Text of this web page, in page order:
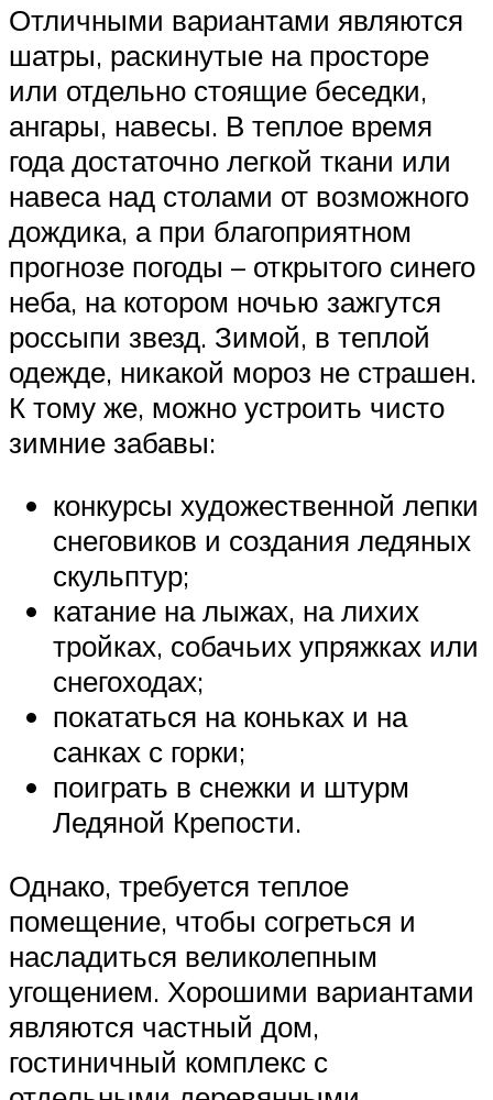
Отличными вариантами являются
шатры, раскинутые на просторе
или отдельно стоящие беседки,
ангары, навесы. В теплое время
года достаточно легкой ткани или
навеса над столами от возможного
дождика, а при благоприятном
прогнозе погоды – открытого синего
неба, на котором ночью зажгутся
россыпи звезд. Зимой, в теплой
одежде, никакой мороз не страшен.
К тому же, можно устроить чисто
зимние забавы:
конкурсы художественной лепки
снеговиков и создания ледяных
скульптур;
катание на лыжах, на лихих
тройках, собачьих упряжках или
снегоходах;
покататься на коньках и на
санках с горки;
поиграть в снежки и штурм
Ледяной Крепости.
Однако, требуется теплое
помещение, чтобы согреться и
насладиться великолепным
угощением. Хорошими вариантами
являются частный дом,
гостиничный комплекс с